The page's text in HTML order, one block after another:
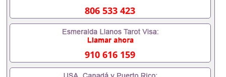
806 533 423
910 616 159